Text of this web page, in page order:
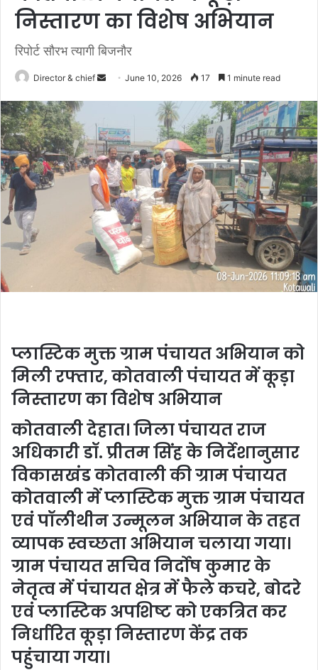
निस्तारण का विशेष अभियान
रिपोर्ट सौरभ त्यागी बिजनौर
Director & chief
SendJune 10, 2026 17 1 minute read
प्लास्टिक मुक्त ग्राम पंचायत अभियान को
मिली रफ्तार, कोतवाली पंचायत में कूड़ा
निस्तारण का विशेष अभियान
कोतवाली देहात।जिला पंचायत राज
अधिकारीडॉ. प्रीतम सिंहके निर्देशानुसार
विकासखंड कोतवाली की ग्राम पंचायत
कोतवाली मेंप्लास्टिक मुक्त ग्राम पंचायत
एवं पॉलीथीन उन्मूलन अभियानके तहत
व्यापक स्वच्छता अभियान चलाया गया।
ग्राम पंचायत सचिवनिर्दोष कुमारके
नेतृत्व में पंचायत क्षेत्र में फैले कचरे, बोदरे
एवं प्लास्टिक अपशिष्ट को एकत्रित कर
निर्धारितकूड़ा निस्तारण केंद्रतक
पहुंचाया गया।